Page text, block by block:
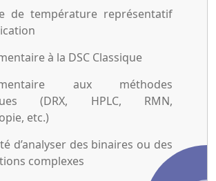
de température représentatif
à la DSC Classique
aux méthodes
(DRX, HPLC, RMN,
etc.)
d’analyser des binaires ou des
complexes